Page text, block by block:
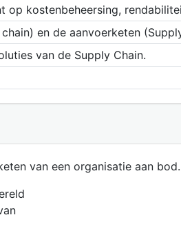
op kostenbeheersing,
en de aanvoerketen
van de Supply Chain.
van een organisatie aan bod.